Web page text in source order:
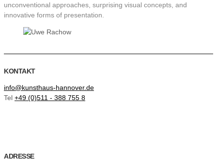
unconventional approaches, surprising visual concepts, and
innovative forms of presentation.
KONTAKT
info@kunsthaus-hannover.de
Tel +49 (0)511 - 388 755 8
ADRESSE